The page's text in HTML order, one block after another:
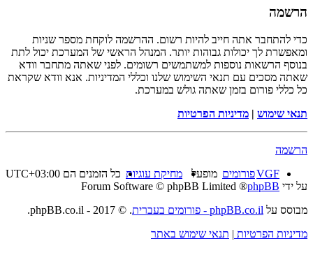
הרשמה
כדי להתחבר אתה חייב להיות רשום. ההרשמה לוקחת מספר שניות
ומאפשרת לך יכולות גבוהות יותר. המנהל הראשי של המערכת יכול לתת
בנוסף הרשאות נוספות למשתמשים רשומים. לפני שאתה מתחבר וודא
שאתה מסכים עם תנאי השימוש שלנו וכללי המדיניות. אנא וודא שקראת
כל כללי פורום בזמן שאתה גולש במערכת.
תנאי שימוש | מדיניות הפרטיות
הרשמה
VGFפורומים כל הזמנים הם UTC+03:00 מחיקת עוגיות
מופעל
על ידי phpBB
® Forum Software © phpBB Limited
מבוסס על phpBB.co.il - פורומים בעברית
. © 2017 - phpBB.co.il.
מדיניות הפרטיות | תנאי שימוש באתר